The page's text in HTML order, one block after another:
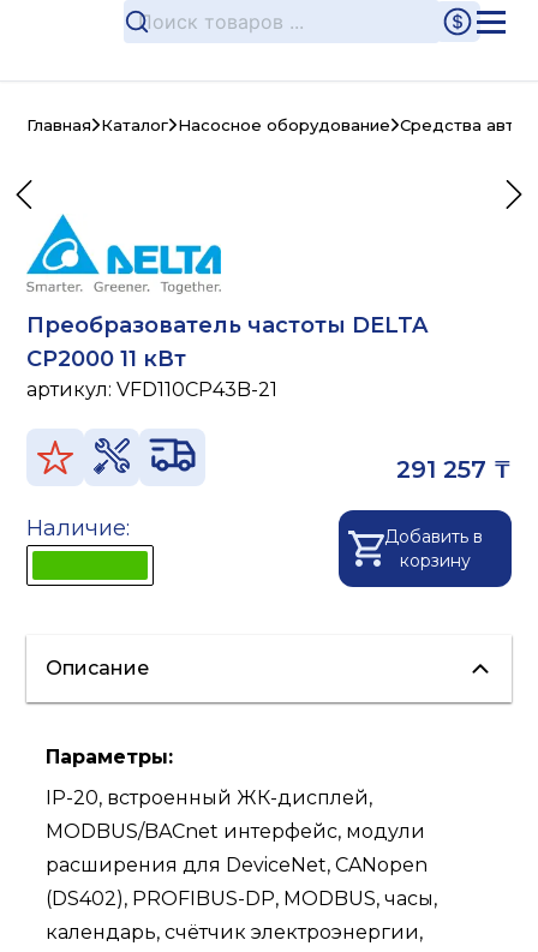
Главная Каталог Насосное оборудование Средства
Преобразователь частоты DELTA
CP2000 11 кВт
артикул:VFD110CP43B-21
291 257 ₸
Наличие:
Добавить в
корзину
Описание
Параметры:
IP-20, встроенный ЖК-дисплей,
MODBUS/BACnet интерфейс, модули
расширения для DeviceNet, CANopen
(DS402), PROFIBUS-DP, MODBUS, часы,
календарь, счётчик электроэнергии,